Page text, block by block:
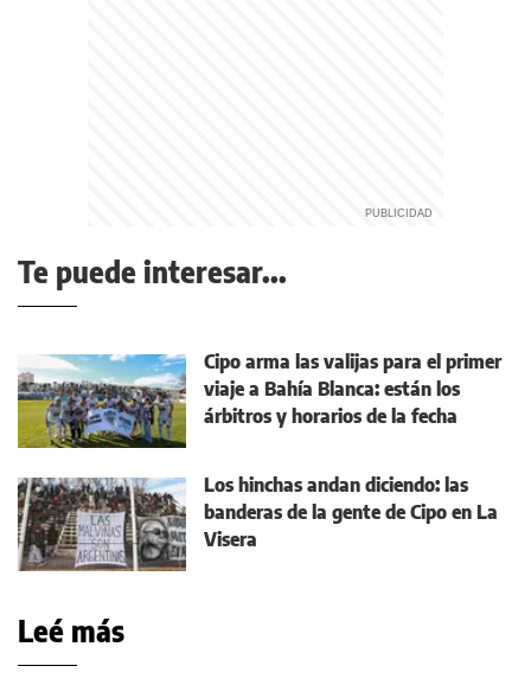
Te puede interesar...
Cipo arma las valijas para el primer
viaje a Bahía Blanca: están los
árbitros y horarios de la fecha
Los hinchas andan diciendo: las
banderas de la gente de Cipo en La
Visera
Leé más